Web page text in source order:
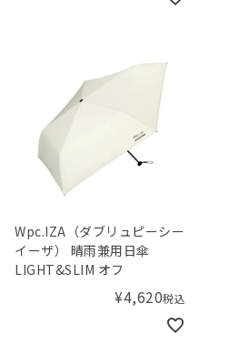
Wpc.IZA（ダブリュピーシー
イーザ） 晴雨兼用日傘
LIGHT&SLIM オフ
¥4,620税込